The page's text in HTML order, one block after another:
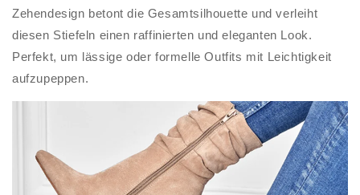
Zehendesign betont die Gesamtsilhouette und verleiht
diesen Stiefeln einen raffinierten und eleganten Look.
Perfekt, um lässige oder formelle Outfits mit Leichtigkeit
aufzupeppen.